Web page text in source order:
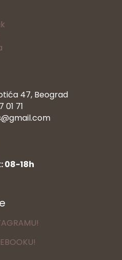
47, Beograd
01 71
08-18h